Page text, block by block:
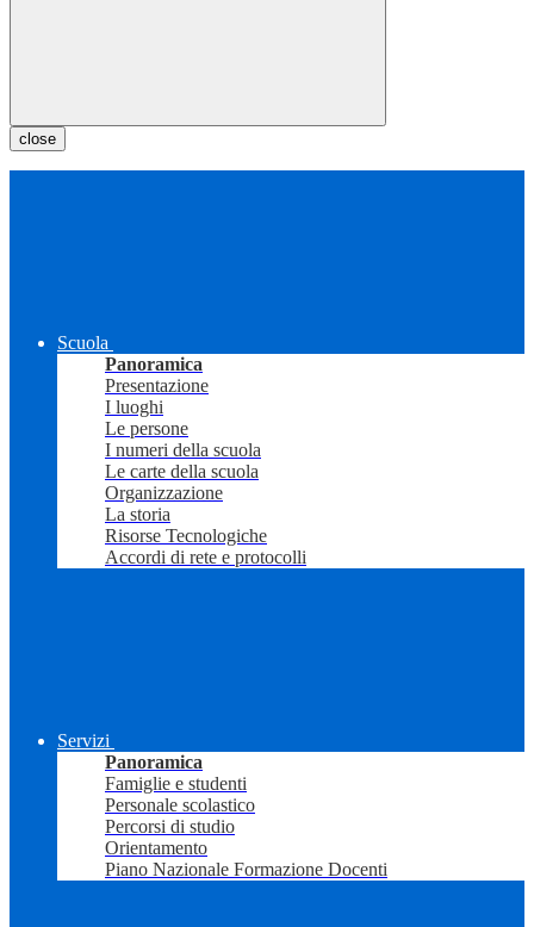
close
Scuola
Panoramica
Presentazione
I luoghi
Le persone
I numeri della scuola
Le carte della scuola
Organizzazione
La storia
Risorse Tecnologiche
Accordi di rete e protocolli
Servizi
Panoramica
Famiglie e studenti
Personale scolastico
Percorsi di studio
Orientamento
Piano Nazionale Formazione Docenti